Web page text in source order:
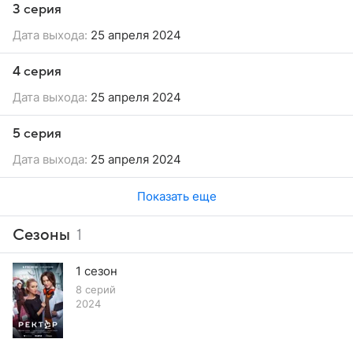
3 серия
Дата выхода: 25 апреля 2024
4 серия
Дата выхода: 25 апреля 2024
5 серия
Дата выхода: 25 апреля 2024
Показать еще
Сезоны 1
1 сезон
8 серий
2024